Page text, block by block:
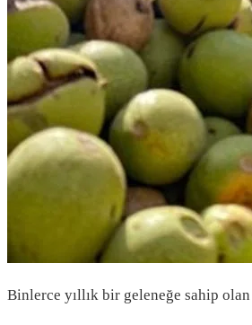
Binlerce yıllık bir geleneğe sahip